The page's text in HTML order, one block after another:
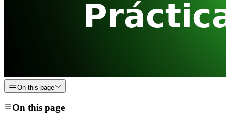
On this page
On this page